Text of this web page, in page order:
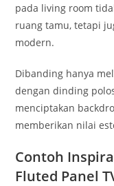
pada living room
ruang tamu, tetapi
modern.
Dibanding hanya
dengan dinding
menciptakan
memberikan nilai
Contoh
Fluted Panel